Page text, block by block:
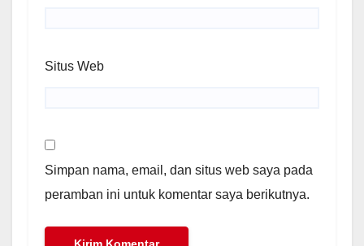
Situs Web
Simpan nama, email, dan situs web saya pada
peramban ini untuk komentar saya berikutnya.